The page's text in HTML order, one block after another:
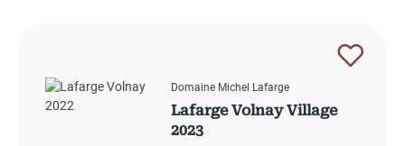
Domaine Michel Lafarge
Lafarge Volnay Village
2023